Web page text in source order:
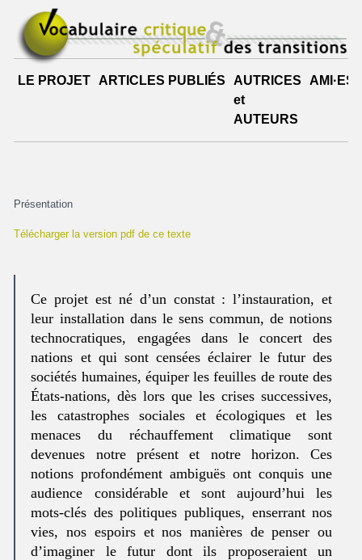
LE PROJET ARTICLES PUBLIÉS
AUTRICES
et
AUTEURS
AMI·ES
Présentation
Télécharger la version pdf de ce texte
Ce projet est né d’un constat : l’instauration, et
leur installation dans le sens commun, de notions
technocratiques, engagées dans le concert des
nations et qui sont censées éclairer le futur des
sociétés humaines, équiper les feuilles de route des
États-nations, dès lors que les crises successives,
les catastrophes sociales et écologiques et les
menaces du réchauffement climatique sont
devenues notre présent et notre horizon. Ces
notions profondément ambiguës ont conquis une
audience considérable et sont aujourd’hui les
mots-clés des politiques publiques, enserrant nos
vies, nos espoirs et nos manières de penser ou
d’imaginer le futur dont ils proposeraient un